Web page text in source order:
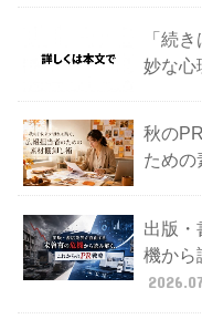
「続
妙な心
秋の
ための
出版・
機から